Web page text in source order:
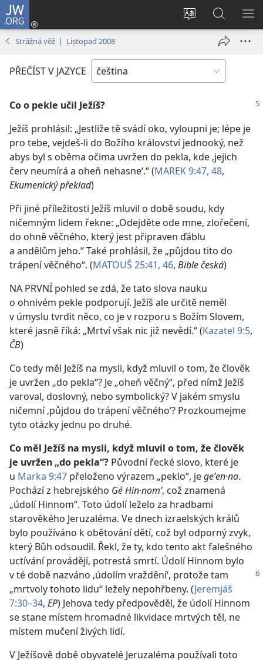
JW.ORG
Změnit
stránek
Přihlásit
se
okno)
Hledat
na
JW.ORG
Strážná věž | Listopad 2008
PŘEČÍST V JAZYCE
Co o pekle učil Ježíš?
Ježíš prohlásil: „Jestliže tě svádí oko, vyloupni je; lépe je
pro tebe, vejdeš-li do Božího království jednooký, než
abys byl s oběma očima uvržen do pekla, kde ‚jejich
červ neumírá a oheň nehasne‘.“ (MAREK 9:47, 48,
Ekumenický překlad)
Při jiné příležitosti Ježíš mluvil o době soudu, kdy
ničemným lidem řekne: „Odejděte ode mne, zlořečení,
do ohně věčného, který jest připraven ďáblu
a andělům jeho.“ Také prohlásil, že „půjdou tito do
trápení věčného“. (MATOUŠ 25:41, 46, Bible česká)
NA PRVNÍ pohled se zdá, že tato slova nauku
o ohnivém pekle podporují. Ježíš ale určitě neměl
v úmyslu tvrdit něco, co je v rozporu s Božím Slovem,
které jasně říká: „Mrtví však nic již nevědí.“ (Kazatel 9:5,
ČB)
Co tedy měl Ježíš na mysli, když mluvil o tom, že člověk
je uvržen „do pekla“? Je „oheň věčný“, před nímž Ježíš
varoval, doslovný, nebo symbolický? V jakém smyslu
ničemní ‚půjdou do trápení věčného‘? Prozkoumejme
tyto otázky jednu po druhé.
Co měl Ježíš na mysli, když mluvil o tom, že člověk
je uvržen „do pekla“? Původní řecké slovo, které je
u Marka 9:47 přeloženo výrazem „peklo“, jegeʹen·na.
Pochází z hebrejského Gé Hin·nomʹ, což znamená
„údolí Hinnom“. Toto údolí leželo za hradbami
starověkého Jeruzaléma. Ve dnech izraelských králů
bylo používáno k obětování dětí, což byl odporný zvyk,
který Bůh odsoudil. Řekl, že ty, kdo tento akt falešného
uctívání provádějí, potrestá smrtí. Údolí Hinnom bylo
v té době nazváno ‚údolím vraždění‘, protože tam
„mrtvoly tohoto lidu“ ležely nepohřbeny. (Jeremjáš
7:30–34, EP) Jehova tedy předpověděl, že údolí Hinnom
se stane místem hromadné likvidace mrtvých těl, ne
místem mučení živých lidí.
V Ježíšově době obyvatelé Jeruzaléma používali toto